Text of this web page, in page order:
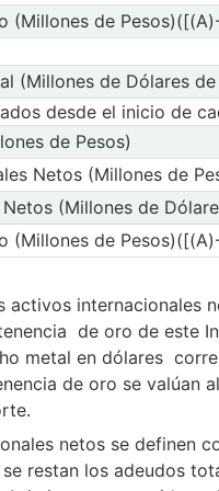
Interno Neto (Millones de Pesos)([(A)-
(Millones de
serie (C) Crédito Interno Neto (Millones de
(Millones de
Reserva Internacional (Millones de Dólares
(Millones de Dólares
serie (D) Reserva Internacional (Millones
(Millones de Dólares
desde el inicio de
Monetaria (Millones de Pesos)
de Pesos)
(A) Base Monetaria (Millones de Pesos)
de Pesos)
Internacionales Netos (Millones de
Netos (Millones de
serie (B) Activos Internacionales Netos
Netos (Millones de
Internacionales Netos (Millones de
Netos (Millones de
serie Activos Internacionales Netos
(Millones de
Interno Neto (Millones de Pesos)([(A)-
(Millones de
serie (C) Crédito Interno Neto (Millones
(Millones de
activos
de oro de este
metal en dólares
de oro se valúan
netos se definen
restan los adeudos